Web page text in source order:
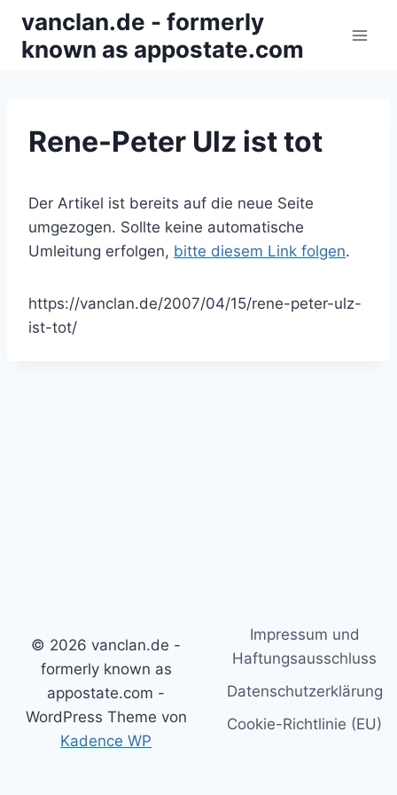
Inhalt
springen
vanclan.de - formerly
known as appostate.com
Rene-Peter Ulz ist tot
Der Artikel ist bereits auf die neue Seite
umgezogen. Sollte keine automatische
Umleitung erfolgen, bitte diesem Link folgen.
https://vanclan.de/2007/04/15/rene-peter-ulz-
ist-tot/
© 2026 vanclan.de -
formerly known as
appostate.com -
WordPress Theme von
Kadence WP
Impressum und
Haftungsausschluss
Datenschutzerklärung
Cookie-Richtlinie (EU)